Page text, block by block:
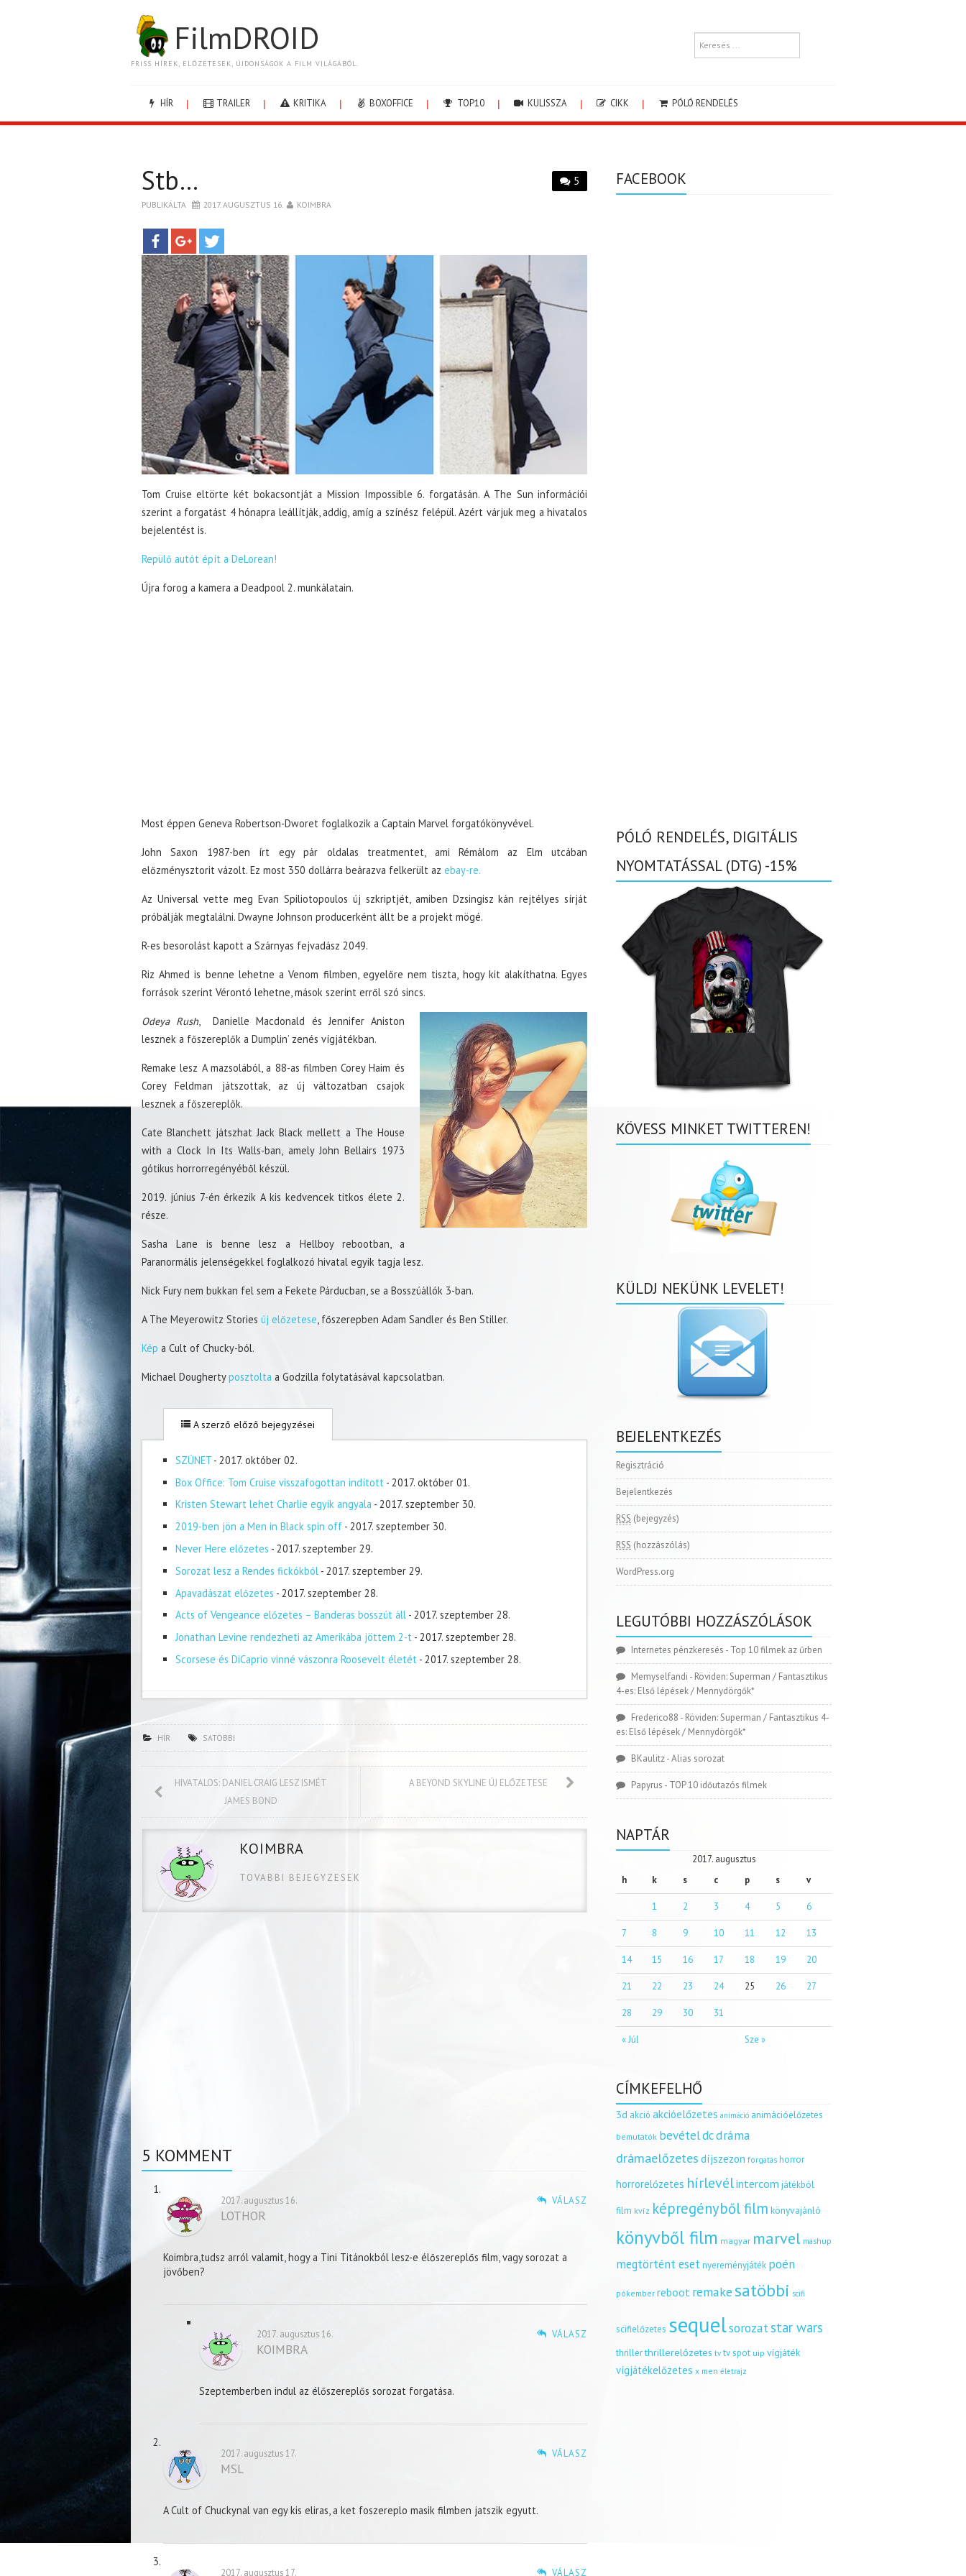
FilmDROID
FRISS HÍREK, ELŐZETESEK, ÚJDONSÁGOK A FILM VILÁGÁBÓL.
HÍR TRAILER KRITIKA BOXOFFICE TOP10 KULISSZA CIKK PÓLÓ RENDELÉS
5
Stb…
PUBLIKÁLTA 2017. AUGUSZTUS 16. KOIMBRA
Tom Cruise eltörte két bokacsontját a Mission Impossible 6. forgatásán. A The Sun információi
szerint a forgatást 4 hónapra leállítják, addig, amíg a színész felépül. Azért várjuk meg a hivatalos
bejelentést is.
Repülő autót épít a DeLorean!
Újra forog a kamera a Deadpool 2. munkálatain.
Most éppen Geneva Robertson-Dworet foglalkozik a Captain Marvel forgatókönyvével.
John Saxon 1987-ben írt egy pár oldalas treatmentet, ami Rémálom az Elm utcában
előzménysztorit vázolt. Ez most 350 dollárra beárazva felkerült az ebay-re.
Az Universal vette meg Evan Spiliotopoulos új szkriptjét, amiben Dzsingisz kán rejtélyes sírját
próbálják megtalálni. Dwayne Johnson producerként állt be a projekt mögé.
R-es besorolást kapott a Szárnyas fejvadász 2049.
Riz Ahmed is benne lehetne a Venom filmben, egyelőre nem tiszta, hogy kit alakíthatna. Egyes
források szerint Vérontó lehetne, mások szerint erről szó sincs.
Odeya Rush, Danielle Macdonald és Jennifer Aniston
lesznek a főszereplők a Dumplin’ zenés vígjátékban.
Remake lesz A mazsolából, a 88-as filmben Corey Haim és
Corey Feldman játszottak, az új változatban csajok
lesznek a főszereplők.
Cate Blanchett játszhat Jack Black mellett a The House
with a Clock In Its Walls-ban, amely John Bellairs 1973
gótikus horrorregényéből készül.
2019. június 7-én érkezik A kis kedvencek titkos élete 2.
része.
Sasha Lane is benne lesz a Hellboy rebootban, a
Paranormális jelenségekkel foglalkozó hivatal egyik tagja lesz.
Nick Fury nem bukkan fel sem a Fekete Párducban, se a Bosszúállók 3-ban.
A The Meyerowitz Stories új előzetese, főszerepben Adam Sandler és Ben Stiller.
Kép a Cult of Chucky-ból.
Michael Doughertyposztolta a Godzilla folytatásával kapcsolatban.
A szerző előző bejegyzései
SZÜNET - 2017. október 02.
Box Office: Tom Cruise visszafogottan indított - 2017. október 01.
Kristen Stewart lehet Charlie egyik angyala - 2017. szeptember 30.
2019-ben jön a Men in Black spin off - 2017. szeptember 30.
Never Here előzetes - 2017. szeptember 29.
Sorozat lesz a Rendes fickókból - 2017. szeptember 29.
Apavadászat előzetes - 2017. szeptember 28.
Acts of Vengeance előzetes – Banderas bosszút áll - 2017. szeptember 28.
Jonathan Levine rendezheti az Amerikába jöttem 2-t - 2017. szeptember 28.
Scorsese és DiCaprio vinné vászonra Roosevelt életét - 2017. szeptember 28.
HÍR SATÖBBI
HIVATALOS: DANIEL CRAIG LESZ ISMÉT
JAMES BOND
A BEYOND SKYLINE ÚJ ELŐZETESE
KOIMBRA
TOVABBI BEJEGYZESEK
5 KOMMENT
VÁLASZ
2017. augusztus 16.
LOTHOR
Koimbra,tudsz arról valamit, hogy a Tini Titánokból lesz-e élőszereplős film, vagy sorozat a
jövőben?
VÁLASZ
2017. augusztus 16.
KOIMBRA
Szeptemberben indul az élőszereplős sorozat forgatása.
VÁLASZ
2017. augusztus 17.
MSL
A Cult of Chuckynal van egy kis eliras, a ket foszereplo masik filmben jatszik egyutt.
VÁLASZ
2017. augusztus 17.
FACEBOOK
PÓLÓ RENDELÉS, DIGITÁLIS
NYOMTATÁSSAL (DTG) -15%
KÖVESS MINKET TWITTEREN!
KÜLDJ NEKÜNK LEVELET!
BEJELENTKEZÉS
Regisztráció
Bejelentkezés
RSS (bejegyzés)
RSS (hozzászólás)
WordPress.org
LEGUTÓBBI HOZZÁSZÓLÁSOK
Internetes pénzkeresés - Top 10 filmek az űrben
Memyselfandi - Röviden: Superman / Fantasztikus
4-es: Első lépések / Mennydörgők*
Frederico88 - Röviden: Superman / Fantasztikus 4-
es: Első lépések / Mennydörgők*
BKaulitz-Alias sorozat
Papyrus - TOP 10 időutazós filmek
NAPTÁR
2017. augusztus
h
k s c p s v
« Júl Sze »
1 2 3 4 5 6
7 8 9 10 11 12 13
14 15 16 17 18 19 20
21 22 23 24 25 26 27
28 29 30 31
CÍMKEFELHŐ
3d akció akcióelőzetes animáció animációelőzetes
bemutatók bevételdcdráma
drámaelőzetes díjszezon forgatás horror
horrorelőzetes hírlevélintercom játékból
film kvíz képregényből film könyvajánló
könyvből film magyar marvel mashup
megtörtént esetnyereményjáték poén
pókember reboot remakesatöbbi scifi
scifielőzetes sequelsorozatstar wars
thrillerthrillerelőzetes tv tv spot uip vígjáték
vígjátékelőzetes x men életrajz